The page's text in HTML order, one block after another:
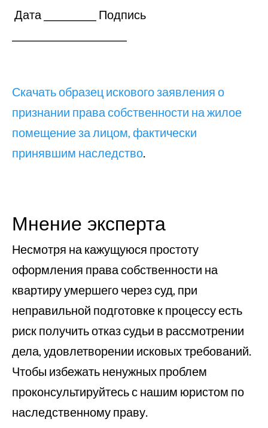
Дата ___________ Подпись
Скачать образец искового заявления о
признании права собственности на жилое
помещение за лицом, фактически
принявшим наследство.
Мнение эксперта
Несмотря на кажущуюся простоту
оформления права собственности на
квартиру умершего через суд, при
неправильной подготовке к процессу есть
риск получить отказ судьи в рассмотрении
дела, удовлетворении исковых требований.
Чтобы избежать ненужных проблем
проконсультируйтесь с нашим юристом по
наследственному праву.